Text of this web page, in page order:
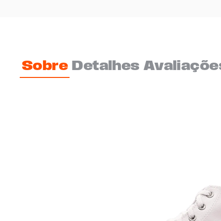
Sobre Detalhes